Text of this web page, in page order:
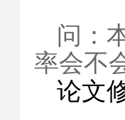
问：
率会不
论文